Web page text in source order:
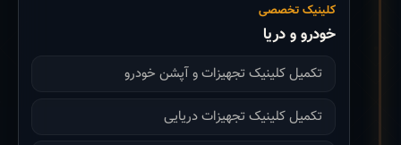
کلینیک تخصصی
خودرو و دریا
تکمیل کلینیک تجهیزات و آپشن خودرو
تکمیل کلینیک تجهیزات دریایی